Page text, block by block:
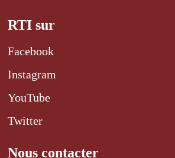
RTI sur
Facebook
Instagram
YouTube
Twitter
Nous contacter